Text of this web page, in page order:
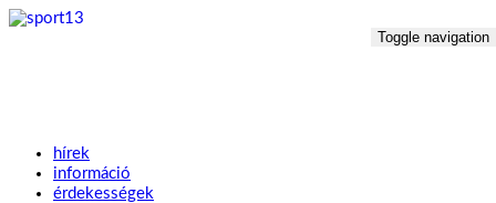
Toggle navigation
hírek
információ
érdekességek